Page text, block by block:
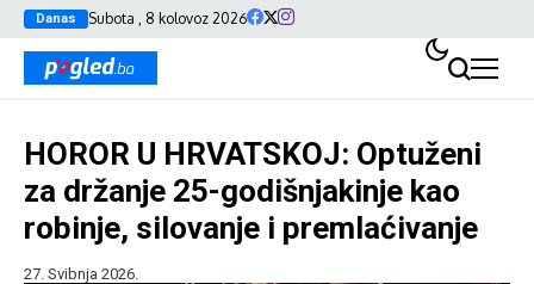
Danas Subota , 8 kolovoz 2026
HOROR U HRVATSKOJ: Optuženi
za držanje 25-godišnjakinje kao
robinje, silovanje i premlaćivanje
27. Svibnja 2026.